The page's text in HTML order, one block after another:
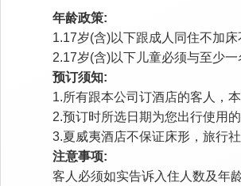
年龄政策:
1.17岁(含)以下跟成人同住不加
2.17岁(含)以下儿童必须与至少
预订须知:
1.所有跟本公司订酒店的客人，
2.预订时所选日期为您出行使用的
3.夏威夷酒店不保证床形，旅行
注意事项:
客人必须如实告诉入住人数及年